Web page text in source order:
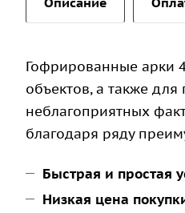
Гофрированные арки
объектов, а также
неблагоприятных
благодаря ряду
Быстрая и простая
Низкая цена